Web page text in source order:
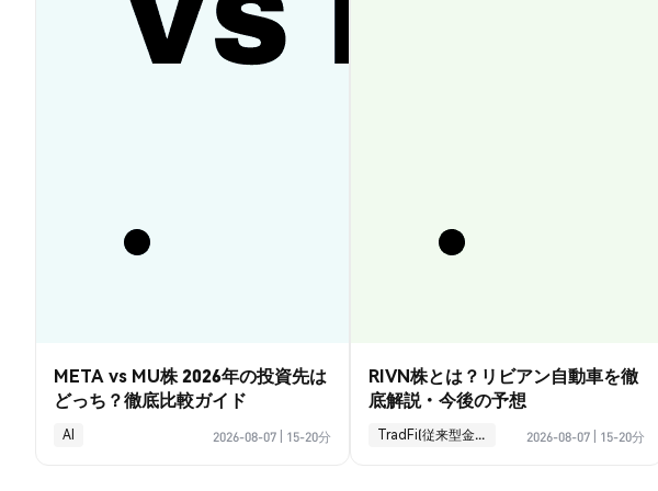
META vs MU株 2026年の投資先は
どっち？徹底比較ガイド
AI 2026-08-07 15-20分
RIVN株とは？リビアン自動車を徹
底解説・今後の予想
TradFi(従来型金融) 2026-08-07 15-20分